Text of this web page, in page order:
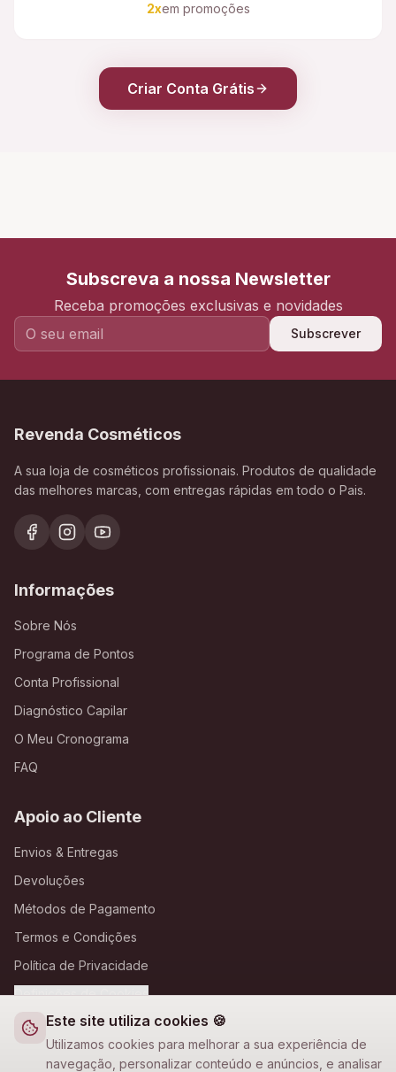
Este site utiliza cookies 🍪
Utilizamos cookies para melhorar a sua experiência de
navegação, personalizar conteúdo e anúncios, e analisar
2xem promoções
Criar Conta Grátis
Subscreva a nossa Newsletter
Receba promoções exclusivas e novidades
Subscrever
Revenda Cosméticos
A sua loja de cosméticos profissionais. Produtos de qualidade
das melhores marcas, com entregas rápidas em todo o Pais.
Informações
Sobre Nós
Programa de Pontos
Conta Profissional
Diagnóstico Capilar
O Meu Cronograma
FAQ
Apoio ao Cliente
Envios & Entregas
Devoluções
Métodos de Pagamento
Termos e Condições
Política de Privacidade
Definições de Cookies
A Loja Nova